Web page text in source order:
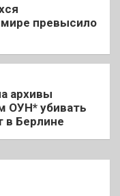
превысило
архивы
ОУН* убивать
в Берлине